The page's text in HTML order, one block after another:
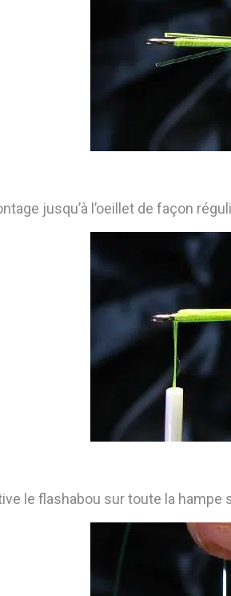
jusqu’à l’oeillet de façon
le flashabou sur toute la hampe